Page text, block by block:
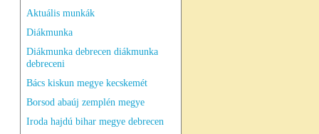
Aktuális munkák
Diákmunka
Diákmunka debrecen diákmunka
debreceni
Bács kiskun megye kecskemét
Borsod abaúj zemplén megye
Iroda hajdú bihar megye debrecen